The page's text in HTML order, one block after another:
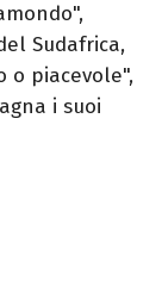
Sudafrica,
o piacevole",
i suoi